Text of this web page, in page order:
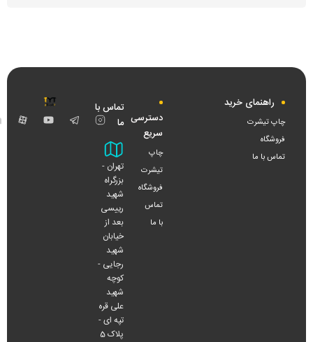
راهنمای خرید
چاپ تیشرت
فروشگاه
تماس با ما
دسترسی
سریع
چاپ
تیشرت
فروشگاه
تماس
با ما
تماس با
ما
تهران -
بزرگراه
شهید
رییسی
بعد از
خیابان
شهید
رجایی -
کوچه
شهید
علی قره
تپه ای -
پلاک 5
اینستاگرام تلگرام یوتیوب